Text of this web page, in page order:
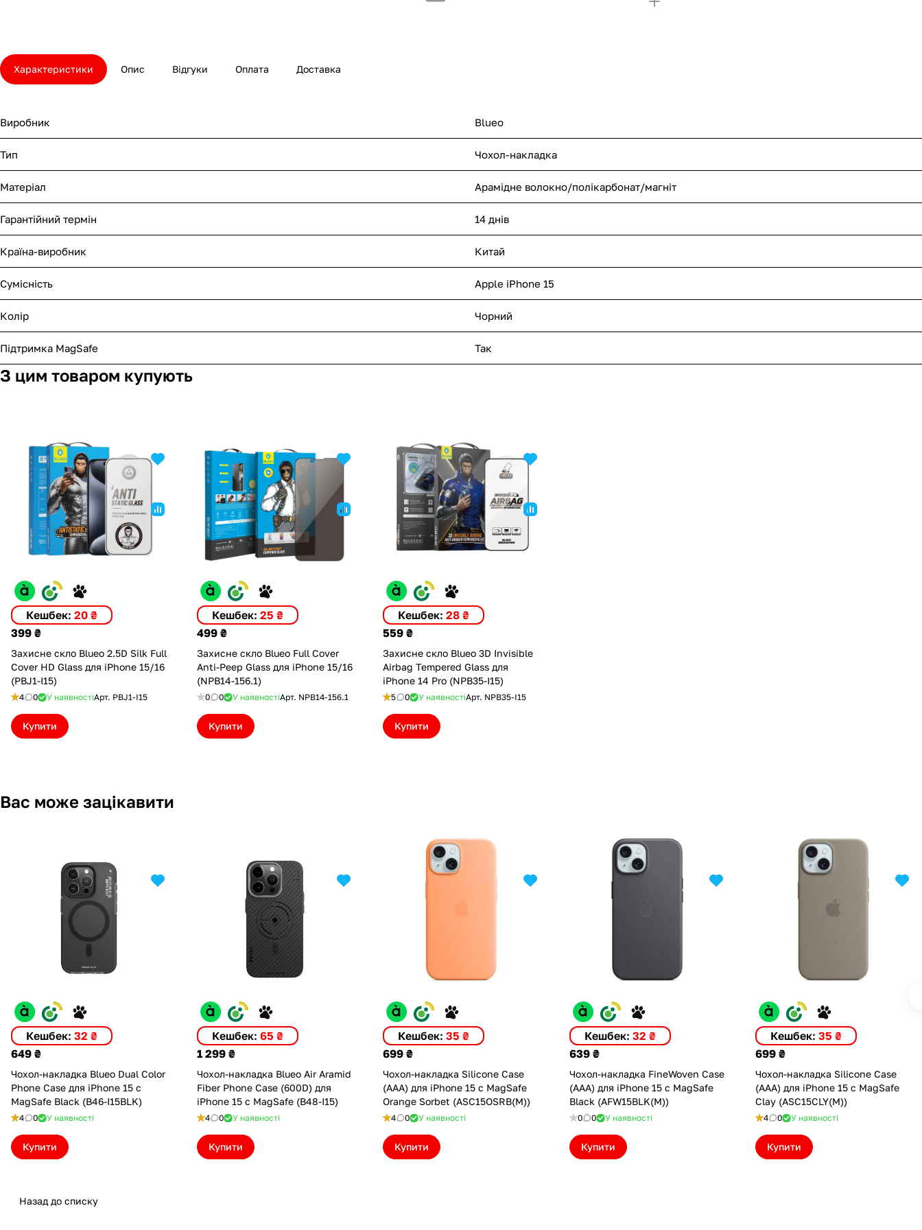
Характеристики Опис Відгуки Оплата Доставка
Виробник Blueo
Тип Чохол-накладка
Матеріал Арамідне волокно/полікарбонат/магніт
Гарантійний термін 14 днів
Країна-виробник Китай
Сумісність Apple iPhone 15
Колір Чорний
Підтримка MagSafe Так
З цим товаром купують
Кешбек: 20 ₴
399 ₴
Захисне скло Blueo 2.5D Silk Full
Cover HD Glass для iPhone 15/16
(PBJ1-I15)
4 0 У наявностіАрт. PBJ1-I15
Купити
Кешбек:25 ₴
499 ₴
Захисне скло Blueo Full Cover
Anti-Peep Glass для iPhone 15/16
(NPB14-156.1)
0 0 У наявностіАрт. NPB14-156.1
Купити
Кешбек:28 ₴
559 ₴
Захисне скло Blueo 3D Invisible
Airbag Tempered Glass для
iPhone 14 Pro (NPB35-I15)
5 0 У наявностіАрт. NPB35-I15
Купити
Вас може зацікавити
Кешбек: 32 ₴
649 ₴
Чохол-накладка Blueo Dual Color
Phone Case для iPhone 15 с
MagSafe Black (B46-I15BLK)
4 0 У наявності
Купити
Кешбек:65 ₴
1 299 ₴
Чохол-накладка Blueo Air Aramid
Fiber Phone Case (600D) для
iPhone 15 с MagSafe (B48-I15)
4 0 У наявності
Купити
Кешбек:35 ₴
699 ₴
Чохол-накладка Silicone Case
(AAA) для iPhone 15 с MagSafe
Orange Sorbet (ASC15OSRB(M))
4 0 У наявності
Купити
Кешбек: 32 ₴
639 ₴
Чохол-накладка FineWoven Case
(AAA) для iPhone 15 с MagSafe
Black (AFW15BLK(M))
0 0 У наявності
Купити
Кешбек: 35 ₴
699 ₴
Чохол-накладка Silicone Case
(AAA) для iPhone 15 с MagSafe
Clay (ASC15CLY(M))
4 0 У наявності
Купити
Назад до списку